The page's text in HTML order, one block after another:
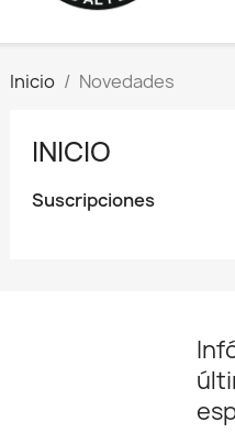
Inicio Novedades
INICIO
Suscripciones